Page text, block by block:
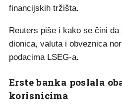
financijskih tržišta.
Reuters piše i kako se čini
dionica, valuta i obveznica
podacima LSEG-a.
Erste banka poslala
korisnicima